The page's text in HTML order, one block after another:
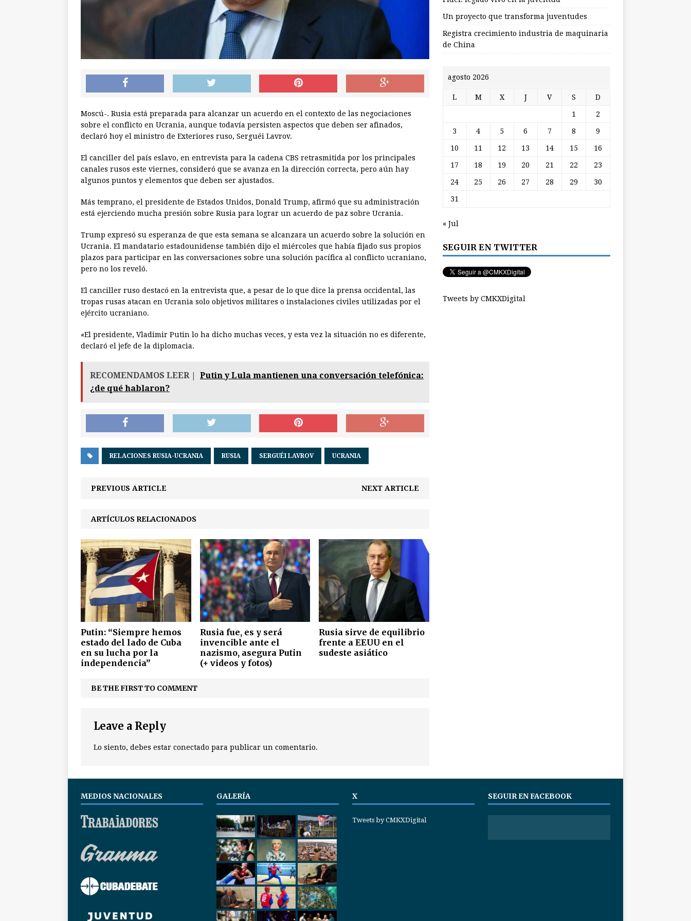
Moscú-. Rusia está preparada para alcanzar un acuerdo en el contexto de las negociaciones
sobre el conflicto en Ucrania, aunque todavía persisten aspectos que deben ser afinados,
declaró hoy el ministro de Exteriores ruso, Serguéi Lavrov.
El canciller del país eslavo, en entrevista para la cadena CBS retrasmitida por los principales
canales rusos este viernes, consideró que se avanza en la dirección correcta, pero aún hay
algunos puntos y elementos que deben ser ajustados.
Más temprano, el presidente de Estados Unidos, Donald Trump, afirmó que su administración
está ejerciendo mucha presión sobre Rusia para lograr un acuerdo de paz sobre Ucrania.
Trump expresó su esperanza de que esta semana se alcanzara un acuerdo sobre la solución en
Ucrania. El mandatario estadounidense también dijo el miércoles que había fijado sus propios
plazos para participar en las conversaciones sobre una solución pacífica al conflicto ucraniano,
pero no los reveló.
El canciller ruso destacó en la entrevista que, a pesar de lo que dice la prensa occidental, las
tropas rusas atacan en Ucrania solo objetivos militares o instalaciones civiles utilizadas por el
ejército ucraniano.
«El presidente, Vladimir Putin lo ha dicho muchas veces, y esta vez la situación no es diferente,
declaró el jefe de la diplomacia.
RECOMENDAMOS LEER |
Putin y Lula mantienen una conversación telefónica:
¿de qué hablaron?
RELACIONES RUSIA-UCRANIA RUSIA SERGUÉI LAVROV UCRANIA
PREVIOUS ARTICLE NEXT ARTICLE
ARTÍCULOS RELACIONADOS
Putin: “Siempre hemos
estado del lado de Cuba
en su lucha por la
independencia”
Rusia fue, es y será
invencible ante el
nazismo, asegura Putin
(+ videos y fotos)
Rusia sirve de equilibrio
frente a EEUU en el
sudeste asiático
BE THE FIRST TO COMMENT
Leave a Reply
Lo siento, debes estar conectado para publicar un comentario.
Un proyecto que transforma juventudes
Registra crecimiento industria de maquinaria
de China
agosto 2026
L M X J V S D
1 2
3 4 5 6 7 8 9
10 11 12 13 14 15 16
17 18 19 20 21 22 23
24 25 26 27 28 29 30
31
« Jul
SEGUIR EN TWITTER
Tweets by CMKXDigital
MEDIOS NACIONALES GALERÍA X
Tweets by CMKXDigital
SEGUIR EN FACEBOOK